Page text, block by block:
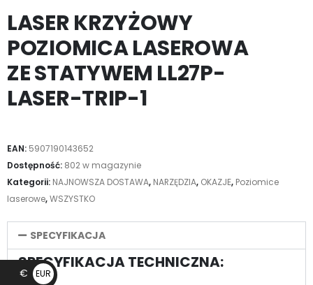
LASER KRZYŻOWY
POZIOMICA LASEROWA
ZE STATYWEM LL27P-
LASER-TRIP-1
EAN: 5907190143652
Dostępność: 802 w magazynie
Kategorii: NAJNOWSZA DOSTAWA, NARZĘDZIA, OKAZJE, Poziomice
laserowe,WSZYSTKO
SPECYFIKACJA
SPECYFIKACJA TECHNICZNA:
€
EUR